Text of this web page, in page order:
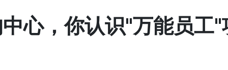
心，你认识"万能员工